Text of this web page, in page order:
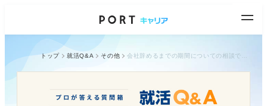
トップ 就活Q&A その他